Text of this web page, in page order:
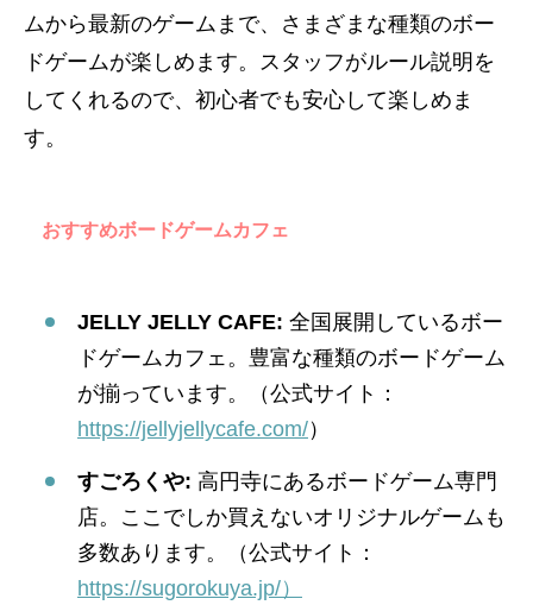
ムから最新のゲームまで、さまざまな種類のボー
ドゲームが楽しめます。スタッフがルール説明を
してくれるので、初心者でも安心して楽しめま
す。
おすすめボードゲームカフェ
JELLY JELLY CAFE: 全国展開しているボー
ドゲームカフェ。豊富な種類のボードゲーム
が揃っています。（公式サイト：
https://jellyjellycafe.com/）
すごろくや: 高円寺にあるボードゲーム専門
店。ここでしか買えないオリジナルゲームも
多数あります。（公式サイト：
https://sugorokuya.jp/）